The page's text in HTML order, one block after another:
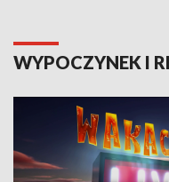
WYPOCZYNEK I